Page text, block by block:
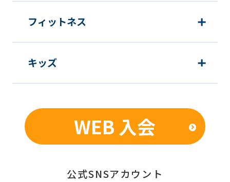
フィットネス
キッズ
WEB 入会
公式SNSアカウント